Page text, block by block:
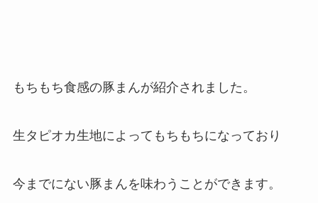
もちもち食感の豚まんが紹介されました。
生タピオカ生地によってもちもちになっており
今までにない豚まんを味わうことができます。